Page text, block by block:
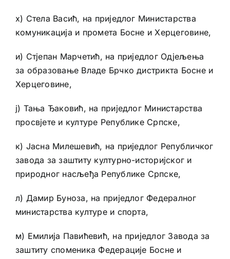
х) Стела Васић, на приједлог Министарства
комуникација и промета Босне и Херцеговине,
и) Стјепан Марчетић, на приједлог Одјељења
за образовање Владе Брчко дистрикта Босне и
Херцеговине,
ј) Тања Ђаковић, на приједлог Министарства
просвјете и културе Републике Српске,
к) Јасна Милешевић, на приједлог Републичког
завода за заштиту културно-историјског и
природног насљеђа Републике Српске,
л) Дамир Буноза, на приједлог Федералног
министарства културе и спорта,
м) Емилија Павићевић, на приједлог Завода за
заштиту споменика Федерације Босне и